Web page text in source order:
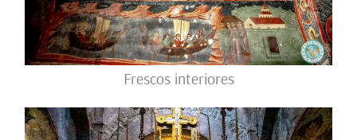
Frescos interiores